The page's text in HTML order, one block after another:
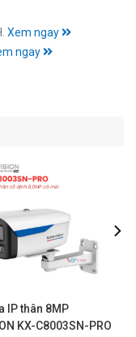
Xem ngay
ngay
IP thân 8MP
KX-C8003SN-PRO